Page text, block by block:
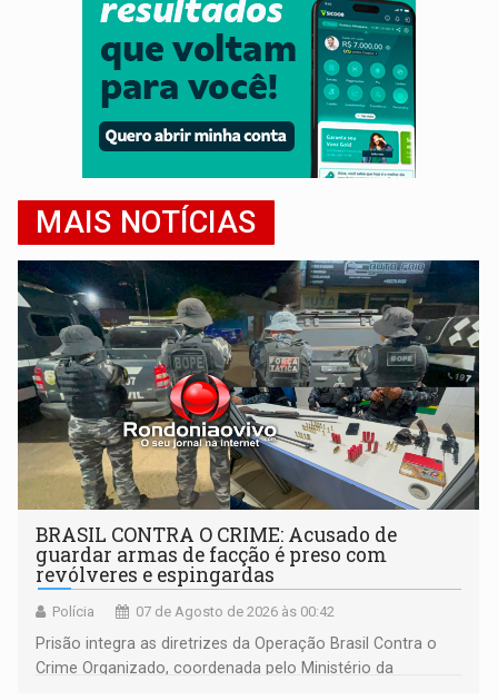
MAIS NOTÍCIAS
BRASIL CONTRA O CRIME: Acusado de
guardar armas de facção é preso com
revólveres e espingardas
Polícia 07 de Agosto de 2026 às 00:42
Prisão integra as diretrizes da Operação Brasil Contra o
Crime Organizado, coordenada pelo Ministério da